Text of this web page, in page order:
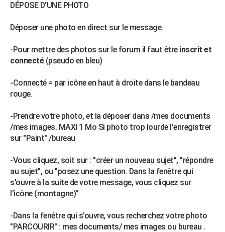
DÉPOSE D'UNE PHOTO
Déposer une photo en direct sur le message.
-Pour mettre des photos sur le forum il faut êtreinscrit et
connecté (pseudo en bleu)
-Connecté = par icône en haut à droite dans le bandeau
rouge.
-Prendre votre photo, et la déposer dans /mes documents
/mes images. MAXI 1 Mo Si photo trop lourde l'enregistrer
sur "Paint" /bureau
-Vous cliquez, soit sur : "créer un nouveau sujet", "répondre
au sujet", ou "posez une question. Dans la fenêtre qui
s'ouvre à la suite de votre message, vous cliquez sur
l'icône (montagne)"
-Dans la fenêtre qui s'ouvre, vous recherchez votre photo
"PARCOURIR" : mes documents/ mes images ou bureau .